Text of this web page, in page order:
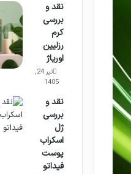
نقد و
بررسی
کرم
رزلیین
اوریاژ
تیر 24,
1405
نقد و
بررسی
ژل
اسکراب
پوست
فیداتو